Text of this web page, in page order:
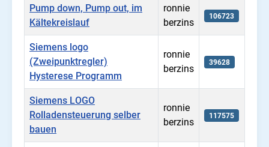
Pump down, Pump out, im
Kältekreislauf
ronnie
berzins
106723
Siemens logo
(Zweipunktregler)
Hysterese Programm
ronnie
berzins
39628
Siemens LOGO
Rolladensteuerung selber
bauen
ronnie
berzins
117575